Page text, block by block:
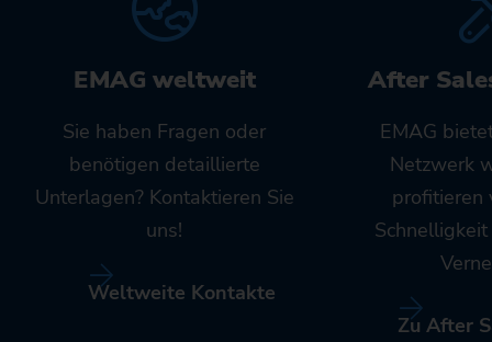
EMAG weltweit
Sie haben Fragen oder
benötigen detaillierte
Unterlagen? Kontaktieren Sie
uns!
Weltweite Kontakte
After
EMAG
Netzwerk
profitieren
Zu After